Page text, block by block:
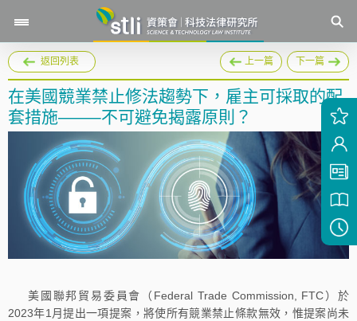
返回列表 上一篇 下一篇
在美國競業禁止修法趨勢下，雇主可採取的配
套措施——–不可避免揭露原則？
美國聯邦貿易委員會（Federal Trade Commission, FTC）於
2023年1月提出一項提案，將使所有競業禁止條款無效，惟提案尚未